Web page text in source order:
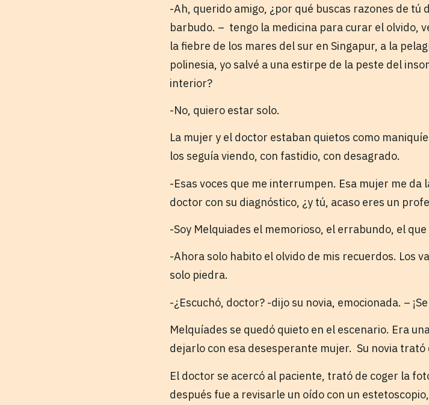
-Ah, querido amigo, ¿por qué buscas razones de tú
barbudo. – tengo la medicina para curar el olvido,
la fiebre de los mares del sur en Singapur, a la
polinesia, yo salvé a una estirpe de la peste del
interior?
-No, quiero estar solo.
La mujer y el doctor estaban quietos como
los seguía viendo, con fastidio, con desagrado.
-Esas voces que me interrumpen. Esa mujer me da
doctor con su diagnóstico, ¿y tú, acaso eres un
-Soy Melquiades el memorioso, el errabundo, el
-Ahora solo habito el olvido de mis recuerdos. Los
solo piedra.
-¿Escuchó, doctor? -dijo su novia, emocionada. –
Melquíades se quedó quieto en el escenario. Era
dejarlo con esa desesperante mujer. Su novia
El doctor se acercó al paciente, trató de coger la
después fue a revisarle un oído con un